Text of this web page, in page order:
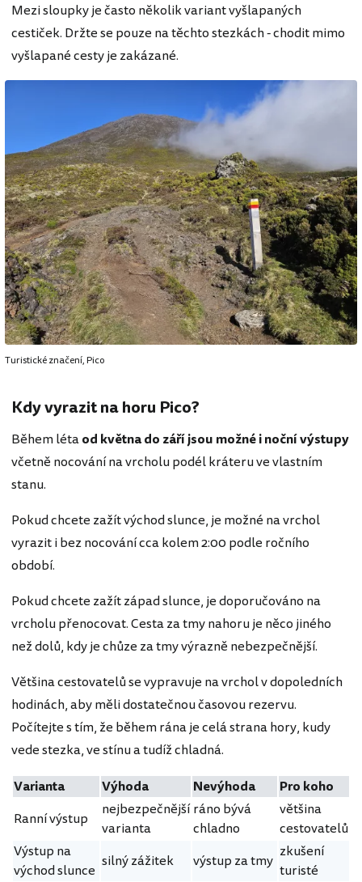
Mezi sloupky je často několik variant vyšlapaných
cestiček. Držte se pouze na těchto stezkách - chodit mimo
vyšlapané cesty je zakázané.
Turistické značení, Pico
Kdy vyrazit na horu Pico?
Během létaod května do září jsou možné i noční výstupy
včetně nocování na vrcholu podél kráteru ve vlastním
stanu.
Pokud chcete zažít východ slunce, je možné na vrchol
vyrazit i bez nocování cca kolem 2:00 podle ročního
období.
Pokud chcete zažít západ slunce, je doporučováno na
vrcholu přenocovat. Cesta za tmy nahoru je něco jiného
než dolů, kdy je chůze za tmy výrazně nebezpečnější.
Většina cestovatelů se vypravuje na vrchol v dopoledních
hodinách, aby měli dostatečnou časovou rezervu.
Počítejte s tím, že během rána je celá strana hory, kudy
vede stezka, ve stínu a tudíž chladná.
Varianta
Výhoda Nevýhoda
Pro koho
Ranní výstup
nejbezpečnější
varianta
ráno bývá
chladno
většina
cestovatelů
Výstup na
východ slunce silný zážitek výstup za tmy zkušení
turisté